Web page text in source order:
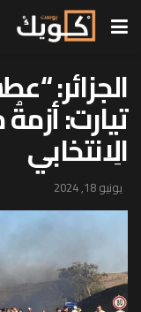
الجزائر:
تيارت:
الِانتخابي
يونيو 18, 2024